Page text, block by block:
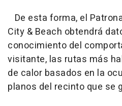
De esta forma, el
City & Beach obtendrá
conocimiento del
visitante, las rutas más
de calor basados en la
planos del recinto que se